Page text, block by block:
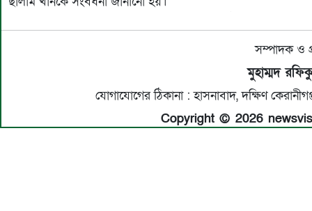
সম্পাদক ও
মুহাম্মদ
যোগাযোগের ঠিকানা : হাসনাবাদ, দক্ষিণ
Copyright © 2026